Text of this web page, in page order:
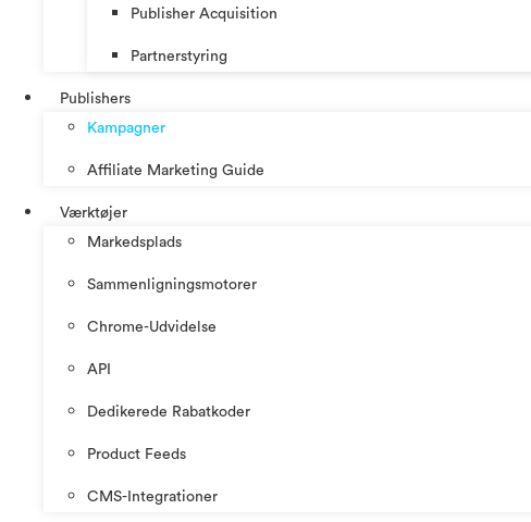
Publisher Acquisition
Partnerstyring
Publishers
Kampagner
Affiliate Marketing Guide
Værktøjer
Markedsplads
Sammenligningsmotorer
Chrome-Udvidelse
API
Dedikerede Rabatkoder
Product Feeds
CMS-Integrationer